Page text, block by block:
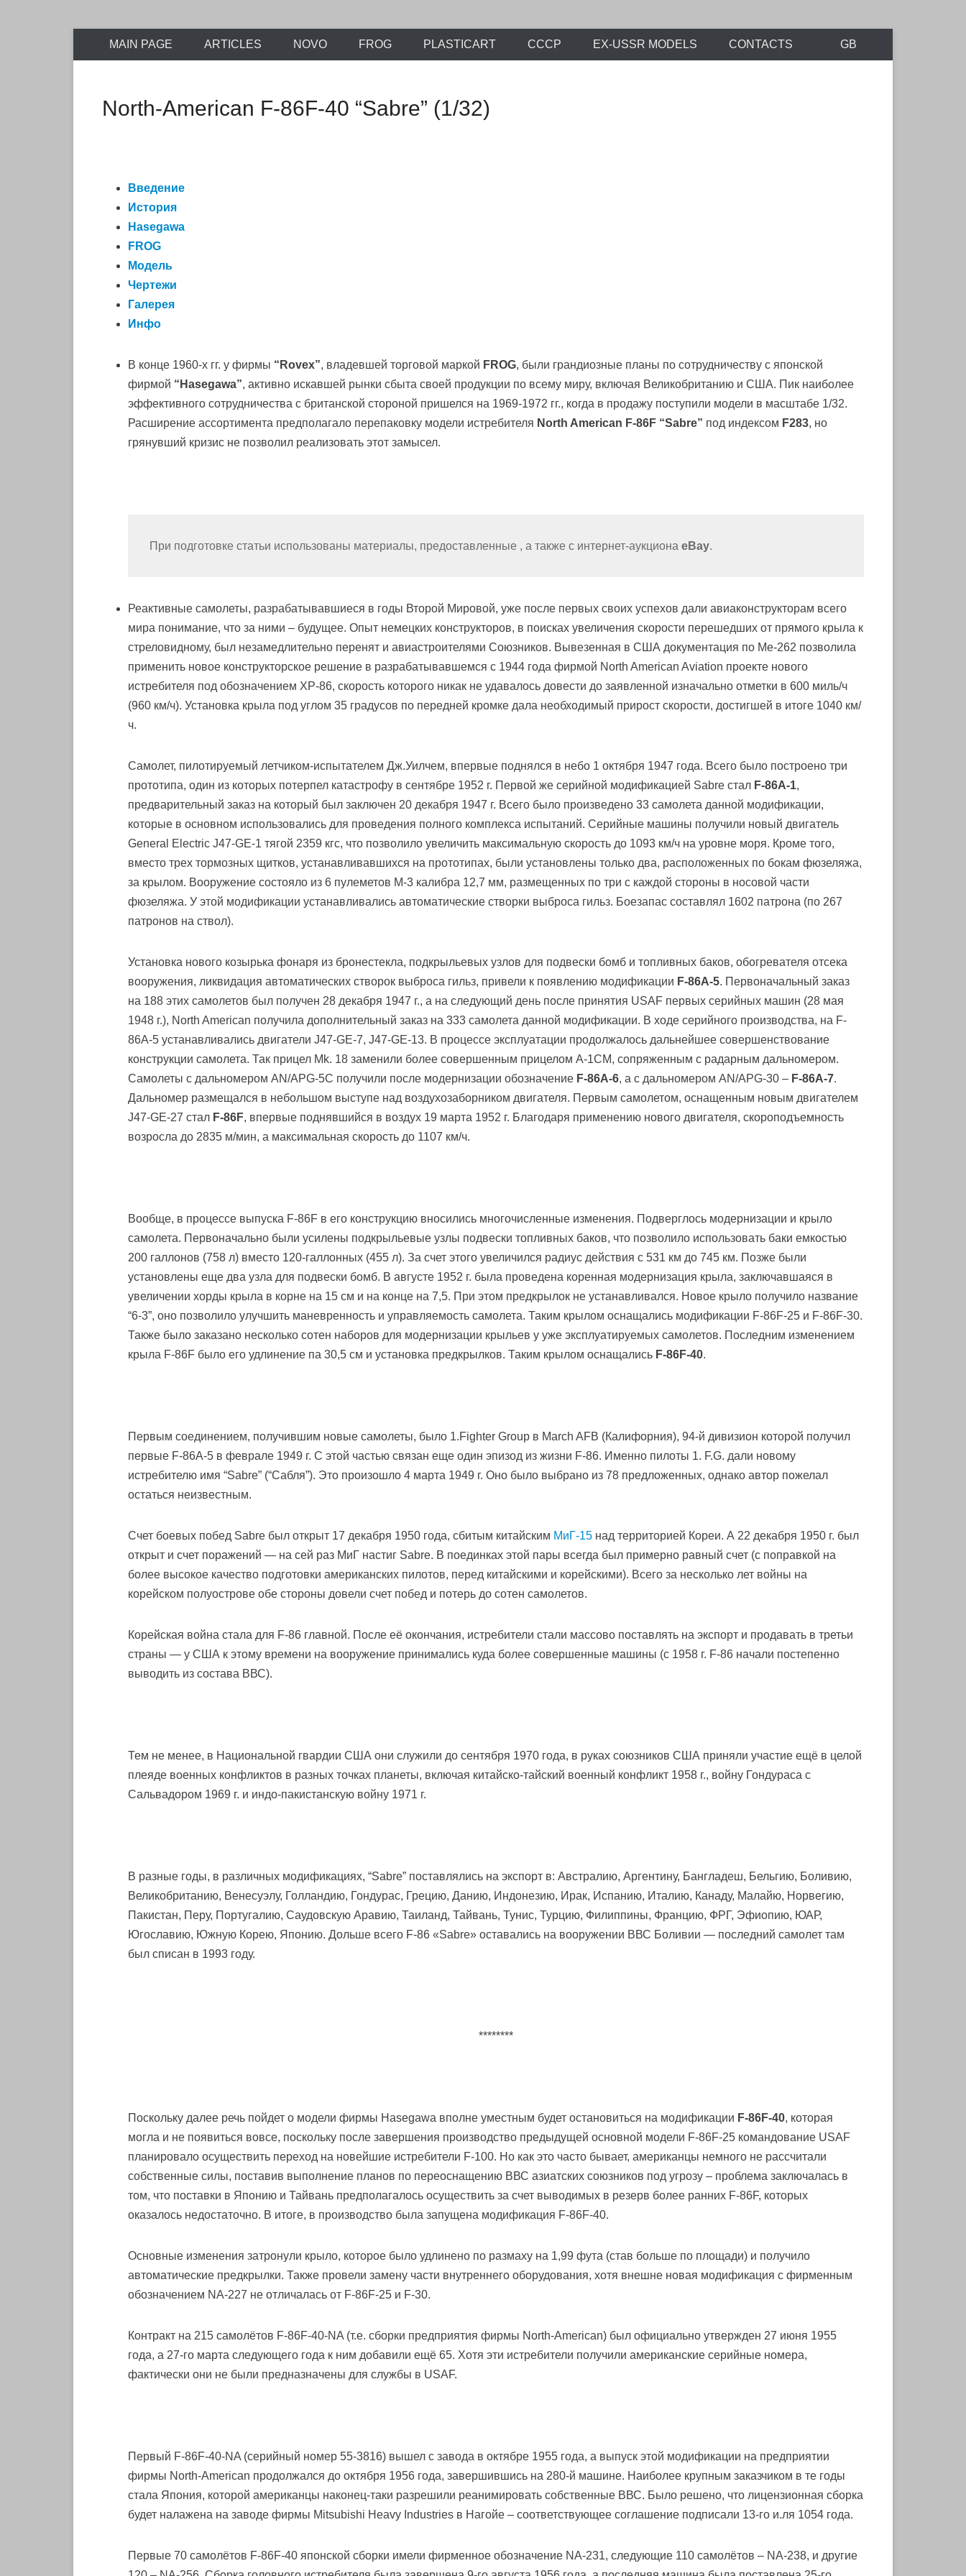
to
retromodels.org
MAIN PAGE ARTICLES NOVO FROG PLASTICART СССР EX-USSR MODELS CONTACTS GB
North-American F-86F-40 “Sabre” (1/32)
Введение
История
Hasegawa
FROG
Модель
Чертежи
Галерея
Инфо
В конце 1960-х гг. у фирмы “Rovex”, владевшей торговой маркой FROG, были грандиозные планы по сотрудничеству с японской
фирмой “Hasegawa”, активно искавшей рынки сбыта своей продукции по всему миру, включая Великобританию и США. Пик наиболее
эффективного сотрудничества с британской стороной пришелся на 1969-1972 гг., когда в продажу поступили модели в масштабе 1/32.
Расширение ассортимента предполагало перепаковку модели истребителя North American F-86F “Sabre” под индексом F283, но
грянувший кризис не позволил реализовать этот замысел.
При подготовке статьи использованы материалы, предоставленные , а также с интернет-аукциона eBay.
Реактивные самолеты, разрабатывавшиеся в годы Второй Мировой, уже после первых своих успехов дали авиаконструкторам всего
мира понимание, что за ними – будущее. Опыт немецких конструкторов, в поисках увеличения скорости перешедших от прямого крыла к
стреловидному, был незамедлительно перенят и авиастроителями Союзников. Вывезенная в США документация по Me-262 позволила
применить новое конструкторское решение в разрабатывавшемся с 1944 года фирмой North American Aviation проекте нового
истребителя под обозначением XP-86, скорость которого никак не удавалось довести до заявленной изначально отметки в 600 миль/ч
(960 км/ч). Установка крыла под углом 35 градусов по передней кромке дала необходимый прирост скорости, достигшей в итоге 1040 км/
ч.
Самолет, пилотируемый летчиком-испытателем Дж.Уилчем, впервые поднялся в небо 1 октября 1947 года. Всего было построено три
прототипа, один из которых потерпел катастрофу в сентябре 1952 г. Первой же серийной модификацией Sabre стал F-86A-1,
предварительный заказ на который был заключен 20 декабря 1947 г. Всего было произведено 33 самолета данной модификации,
которые в основном использовались для проведения полного комплекса испытаний. Серийные машины получили новый двигатель
General Electric J47-GE-1 тягой 2359 кгc, что позволило увеличить максимальную скорость до 1093 км/ч на уровне моря. Кроме того,
вместо трех тормозных щитков, устанавливавшихся на прототипах, были установлены только два, расположенных по бокам фюзеляжа,
за крылом. Вооружение состояло из 6 пулеметов М-3 калибра 12,7 мм, размещенных по три с каждой стороны в носовой части
фюзеляжа. У этой модификации устанавливались автоматические створки выброса гильз. Боезапас составлял 1602 патрона (по 267
патронов на ствол).
Установка нового козырька фонаря из бронестекла, подкрыльевых узлов для подвески бомб и топливных баков, обогревателя отсека
вооружения, ликвидация автоматических створок выброса гильз, привели к появлению модификации F-86A-5. Первоначальный заказ
на 188 этих самолетов был получен 28 декабря 1947 г., а на следующий день после принятия USAF первых серийных машин (28 мая
1948 г.), North American получила дополнительный заказ на 333 самолета данной модификации. В ходе серийного производства, на F-
86A-5 устанавливались двигатели J47-GE-7, J47-GE-13. В процессе эксплуатации продолжалось дальнейшее совершенствование
конструкции самолета. Так прицел Mk. 18 заменили более совершенным прицелом А-1СМ, сопряженным с радарным дальномером.
Самолеты с дальномером AN/APG-5C получили после модернизации обозначение F-86A-6, а с дальномером AN/APG-30 – F-86A-7.
Дальномер размещался в небольшом выступе над воздухозаборником двигателя. Первым самолетом, оснащенным новым двигателем
J47-GE-27 стал F-86F, впервые поднявшийся в воздух 19 марта 1952 г. Благодаря применению нового двигателя, скороподъемность
возросла до 2835 м/мин, а максимальная скорость до 1107 км/ч.
Вообще, в процессе выпуска F-86F в его конструкцию вносились многочисленные изменения. Подверглось модернизации и крыло
самолета. Первоначально были усилены подкрыльевые узлы подвески топливных баков, что позволило использовать баки емкостью
200 галлонов (758 л) вместо 120-галлонных (455 л). За счет этого увеличился радиус действия с 531 км до 745 км. Позже были
установлены еще два узла для подвески бомб. В августе 1952 г. была проведена коренная модернизация крыла, заключавшаяся в
увеличении хорды крыла в корне на 15 см и на конце на 7,5. При этом предкрылок не устанавливался. Новое крыло получило название
“6-3”, оно позволило улучшить маневренность и управляемость самолета. Таким крылом оснащались модификации F-86F-25 и F-86F-30.
Также было заказано несколько сотен наборов для модернизации крыльев у уже эксплуатируемых самолетов. Последним изменением
крыла F-86F было его удлинение па 30,5 см и установка предкрылков. Таким крылом оснащались F-86F-40.
Первым соединением, получившим новые самолеты, было 1.Fighter Group в March AFB (Калифорния), 94-й дивизион которой получил
первые F-86A-5 в феврале 1949 г. С этой частью связан еще один эпизод из жизни F-86. Именно пилоты 1. F.G. дали новому
истребителю имя “Sabre” (“Сабля”). Это произошло 4 марта 1949 г. Оно было выбрано из 78 предложенных, однако автор пожелал
остаться неизвестным.
Счет боевых побед Sabre был открыт 17 декабря 1950 года, сбитым китайским МиГ-15 над территорией Кореи. А 22 декабря 1950 г. был
открыт и счет поражений — на сей раз МиГ настиг Sabre. В поединках этой пары всегда был примерно равный счет (с поправкой на
более высокое качество подготовки американских пилотов, перед китайскими и корейскими). Всего за несколько лет войны на
корейском полуострове обе стороны довели счет побед и потерь до сотен самолетов.
Корейская война стала для F-86 главной. После её окончания, истребители стали массово поставлять на экспорт и продавать в третьи
страны — у США к этому времени на вооружение принимались куда более совершенные машины (с 1958 г. F-86 начали постепенно
выводить из состава ВВС).
Тем не менее, в Национальной гвардии США они служили до сентября 1970 года, в руках союзников США приняли участие ещё в целой
плеяде военных конфликтов в разных точках планеты, включая китайско-тайский военный конфликт 1958 г., войну Гондураса с
Сальвадором 1969 г. и индо-пакистанскую войну 1971 г.
В разные годы, в различных модификациях, “Sabre” поставлялись на экспорт в: Австралию, Аргентину, Бангладеш, Бельгию, Боливию,
Великобританию, Венесуэлу, Голландию, Гондурас, Грецию, Данию, Индонезию, Ирак, Испанию, Италию, Канаду, Малайю, Норвегию,
Пакистан, Перу, Португалию, Саудовскую Аравию, Таиланд, Тайвань, Тунис, Турцию, Филиппины, Францию, ФРГ, Эфиопию, ЮАР,
Югославию, Южную Корею, Японию. Дольше всего F-86 «Sabre» оставались на вооружении ВВС Боливии — последний самолет там
был списан в 1993 году.
********
Поскольку далее речь пойдет о модели фирмы Hasegawa вполне уместным будет остановиться на модификации F-86F-40, которая
могла и не появиться вовсе, поскольку после завершения производство предыдущей основной модели F-86F-25 командование USAF
планировало осуществить переход на новейшие истребители F-100. Но как это часто бывает, американцы немного не рассчитали
собственные силы, поставив выполнение планов по переоснащению ВВС азиатских союзников под угрозу – проблема заключалась в
том, что поставки в Японию и Тайвань предполагалось осуществить за счет выводимых в резерв более ранних F-86F, которых
оказалось недостаточно. В итоге, в производство была запущена модификация F-86F-40.
Основные изменения затронули крыло, которое было удлинено по размаху на 1,99 фута (став больше по площади) и получило
автоматические предкрылки. Также провели замену части внутреннего оборудования, хотя внешне новая модификация с фирменным
обозначением NA-227 не отличалась от F-86F-25 и F-30.
Контракт на 215 самолётов F-86F-40-NA (т.е. сборки предприятия фирмы North-American) был официально утвержден 27 июня 1955
года, а 27-го марта следующего года к ним добавили ещё 65. Хотя эти истребители получили американские серийные номера,
фактически они не были предназначены для службы в USAF.
Первый F-86F-40-NA (серийный номер 55-3816) вышел с завода в октябре 1955 года, а выпуск этой модификации на предприятии
фирмы North-American продолжался до октября 1956 года, завершившись на 280-й машине. Наиболее крупным заказчиком в те годы
стала Япония, которой американцы наконец-таки разрешили реанимировать собственные ВВС. Было решено, что лицензионная сборка
будет налажена на заводе фирмы Mitsubishi Heavy Industries в Нагойе – соответствующее соглашение подписали 13-го и.ля 1054 года.
Первые 70 самолётов F-86F-40 японской сборки имели фирменное обозначение NA-231, следующие 110 самолётов – NA-238, и другие